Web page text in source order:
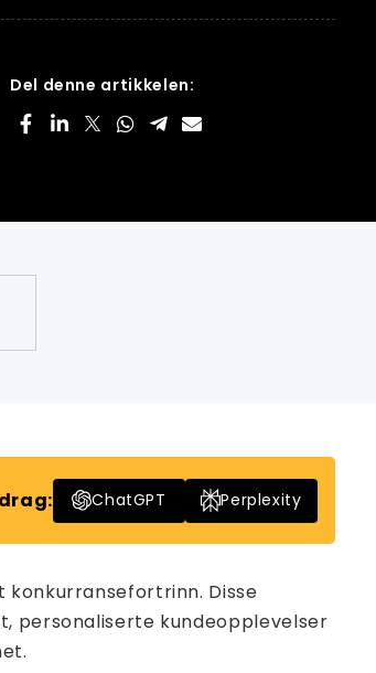
Del denne artikkelen:
ChatGPT Perplexity
Disse
personaliserte kundeopplevelser